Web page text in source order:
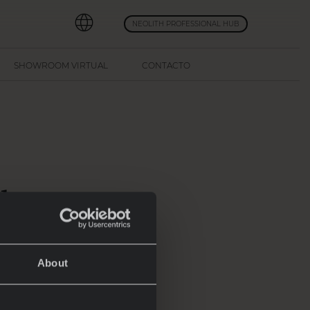
About
NEOLITH PROFESSIONAL HUB
SHOWROOM VIRTUAL CONTACTO